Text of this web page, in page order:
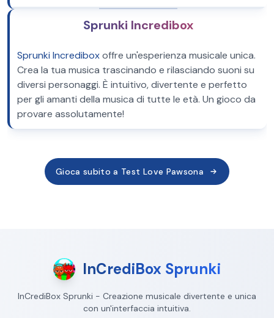
Sprunki Incredibox
Sprunki Incrediboxoffre un'esperienza musicale unica.
Crea la tua musica trascinando e rilasciando suoni su
diversi personaggi. È intuitivo, divertente e perfetto
per gli amanti della musica di tutte le età. Un gioco da
provare assolutamente!
Gioca subito a Test Love Pawsona
InCrediBox Sprunki
InCrediBox Sprunki - Creazione musicale divertente e unica
con un'interfaccia intuitiva.